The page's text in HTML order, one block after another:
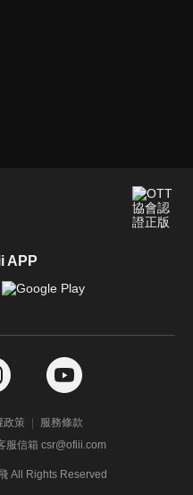
APP
政策
服務條款
服信箱 csr@ofiii.com
All Rights Reserved